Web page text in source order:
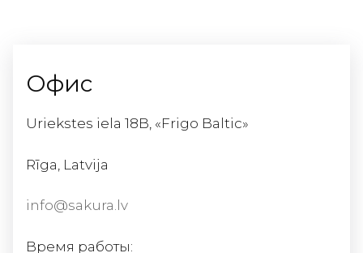
Офис
Uriekstes iela 18B, «Frigo Baltic»
Rīga, Latvija
info@sakura.lv
Время работы: